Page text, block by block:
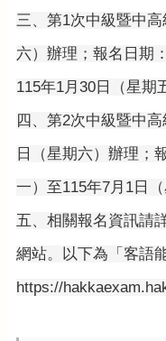
訊
機
通
錄
相
料
回
頁
三、第1次中級暨中
六）辦理；報名日期
115年1月30日（星期
四、第2次中級暨中
日（星期六）辦理；
一）至115年7月1日（
五、相關報名資訊請
網站。以下為「客語
https://